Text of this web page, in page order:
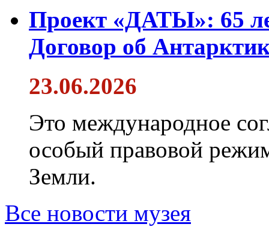
Проект «ДАТЫ»: 65
Договор об
23.06.2026
Это международное
особый правовой
Земли.
Все новости музея